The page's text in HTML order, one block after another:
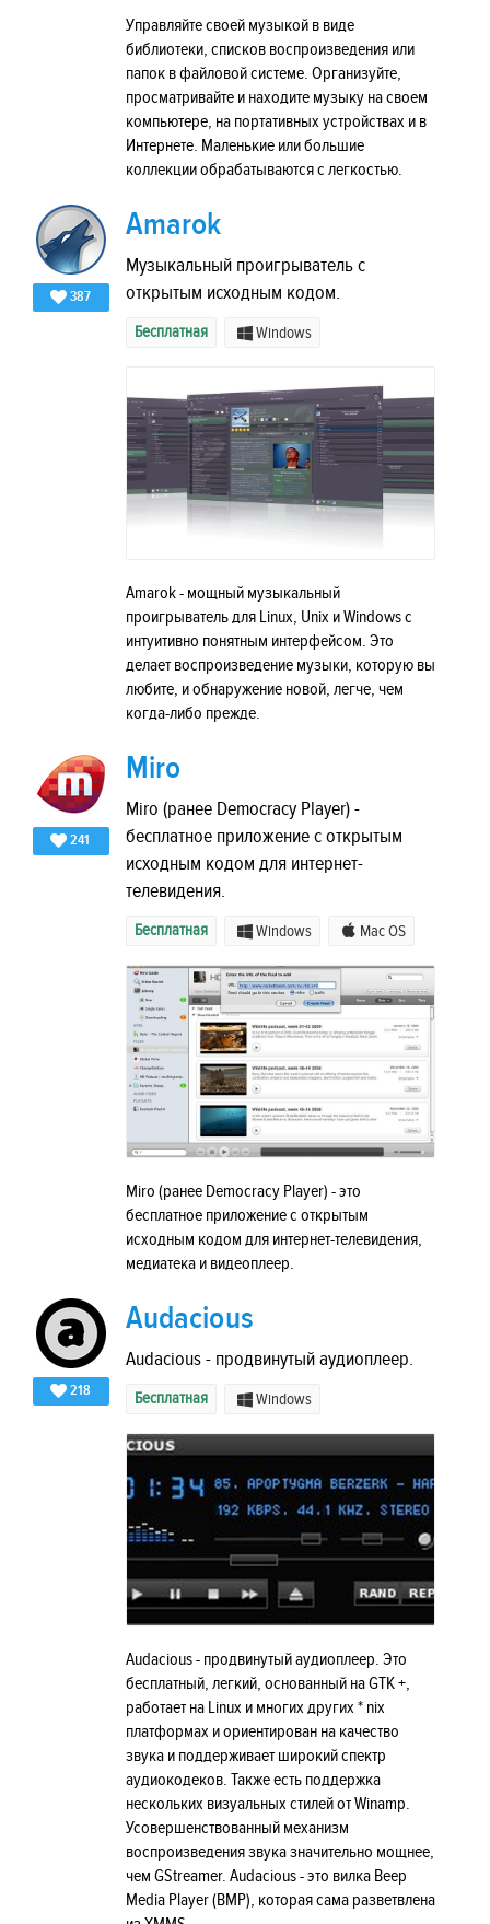
Управляйте своей музыкой в виде
библиотеки, списков воспроизведения или
папок в файловой системе. Организуйте,
просматривайте и находите музыку на своем
компьютере, на портативных устройствах и в
Интернете. Маленькие или большие
коллекции обрабатываются с легкостью.
387
Amarok
Музыкальный проигрыватель с
открытым исходным кодом.
Бесплатная Windows
Amarok - мощный музыкальный
проигрыватель для Linux, Unix и Windows с
интуитивно понятным интерфейсом. Это
делает воспроизведение музыки, которую вы
любите, и обнаружение новой, легче, чем
когда-либо прежде.
241
Miro
Miro (ранее Democracy Player) -
бесплатное приложение с открытым
исходным кодом для интернет-
телевидения.
Бесплатная Windows Mac OS
Miro (ранее Democracy Player) - это
бесплатное приложение с открытым
исходным кодом для интернет-телевидения,
медиатека и видеоплеер.
218
Audacious
Audacious - продвинутый аудиоплеер.
Бесплатная Windows
Audacious - продвинутый аудиоплеер. Это
бесплатный, легкий, основанный на GTK +,
работает на Linux и многих других * nix
платформах и ориентирован на качество
звука и поддерживает широкий спектр
аудиокодеков. Также есть поддержка
нескольких визуальных стилей от Winamp.
Усовершенствованный механизм
воспроизведения звука значительно мощнее,
чем GStreamer. Audacious - это вилка Beep
Media Player (BMP), которая сама разветвлена